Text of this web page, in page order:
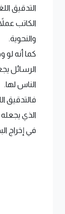
التدقيق
الكاتب
والنحوية.
كما أنه
الرسائل
الناس لها.
فالتدقيق
الذي
في إخراج